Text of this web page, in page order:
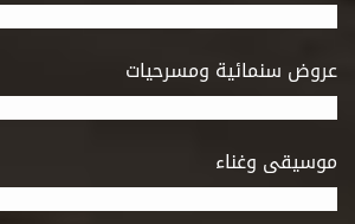
عروض سنمائية ومسرحيات
موسيقى وغناء